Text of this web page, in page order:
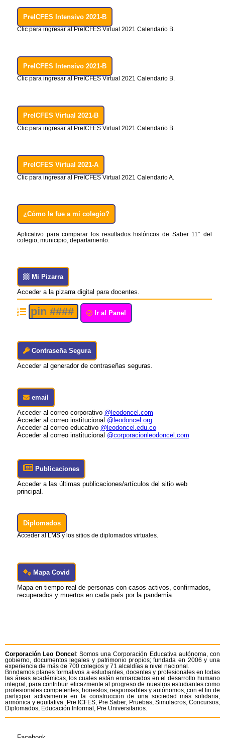
PreICFES Intensivo 2021-B
Clic para ingresar al PreICFES Virtual 2021 Calendario B.
PreICFES Intensivo 2021-B
Clic para ingresar al PreICFES Virtual 2021 Calendario B.
PreICFES Virtual 2021-B
Clic para ingresar al PreICFES Virtual 2021 Calendario B.
PreICFES Virtual 2021-A
Clic para ingresar al PreICFES Virtual 2021 Calendario A.
¿Cómo le fue a mi colegio?
Aplicativo para comparar los resultados históricos de Saber 11° del
colegio, municipio, departamento.
Mi Pizarra
Acceder a la pizarra digital para docentes.
Ir al Panel
Contraseña Segura
Acceder al generador de contraseñas seguras.
email
Acceder al correo corporativo @leodoncel.com
Acceder al correo institucional @leodoncel.org
Acceder al correo educativo @leodoncel.edu.co
Acceder al correo institucional @corporacionleodoncel.com
Publicaciones
Acceder a las últimas publicaciones/artículos del sitio web
principal.
Diplomados
Acceder al LMS y los sitios de diplomados virtuales.
Mapa Covid
Mapa en tiempo real de personas con casos activos, confirmados,
recuperados y muertos en cada país por la pandemia.
Corporación Leo Doncel : Somos una Corporación Educativa autónoma, con
gobierno, documentos legales y patrimonio propios; fundada en 2006 y una
experiencia de más de 700 colegios y 71 alcaldías a nivel nacional.
Brindamos planes formativos a estudiantes, docentes y profesionales en todas
las áreas académicas, los cuales están enmarcados en el desarrollo humano
integral, para contribuir eficazmente al progreso de nuestros estudiantes como
profesionales competentes, honestos, responsables y autónomos, con el fin de
participar activamente en la construcción de una sociedad más solidaria,
armónica y equitativa. Pre ICFES, Pre Saber, Pruebas, Simulacros, Concursos,
Diplomados, Educación Informal, Pre Universitarios.